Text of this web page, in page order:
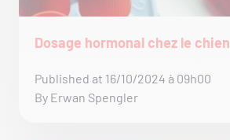
Dosage hormonal chez le chien
Published at 16/10/2024 à 09h00
By Erwan Spengler